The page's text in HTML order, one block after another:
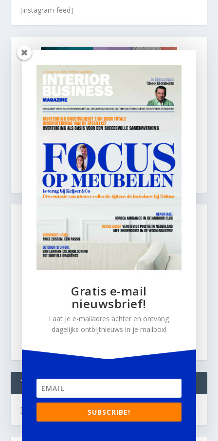
[instagram-feed]
TWEETS
[custom-twitter-feeds]
Gratis e-mail
nieuwsbrief!
Laat je e-mailadres achter en ontvang
dagelijks ontbijtnieuws in je mailbox!
SUBSCRIBE!